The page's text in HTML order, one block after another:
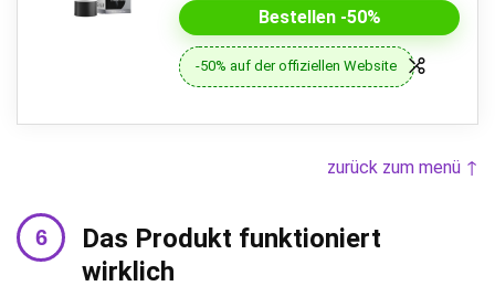
Bestellen -50%
-50% auf der offiziellen Website
zurück zum menü ↑
Das Produkt funktioniert
wirklich